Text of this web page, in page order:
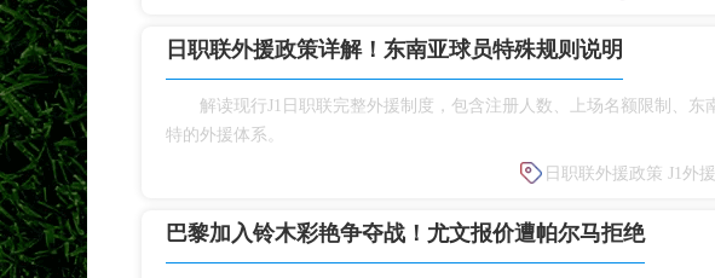
日职联外援政策详解！东南亚球员特殊规则说明
解读现行J1日职联完整外援制度，包含注册人数、上场名额限制、
特的外援体系。
日职联外援政策 J1外
巴黎加入铃木彩艳争夺战！尤文报价遭帕尔马拒绝